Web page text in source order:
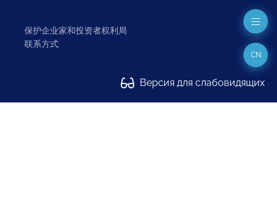
保护企业家和投资者权利局
联系方式
Версия для слабовидящих
CN